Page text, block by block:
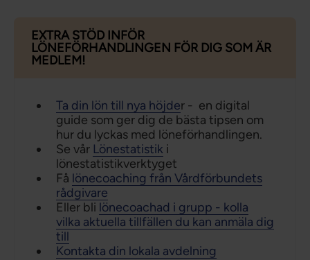
EXTRA STÖD INFÖR
LÖNEFÖRHANDLINGEN FÖR DIG SOM ÄR
MEDLEM!
Ta din lön till nya höjder - en digital
guide som ger dig de bästa tipsen om
hur du lyckas med löneförhandlingen.
Se vår Lönestatistik i
lönestatistikverktyget
Få lönecoaching från Vårdförbundets
rådgivare
Eller bli lönecoachad i grupp - kolla
vilka aktuella tillfällen du kan anmäla dig
till
Kontakta din lokala avdelning